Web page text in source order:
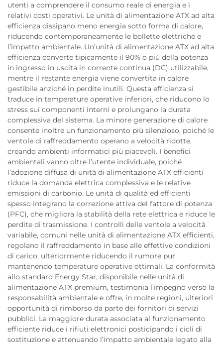
utenti a comprendere il consumo reale di energia e i
relativi costi operativi. Le unità di alimentazione ATX ad alta
efficienza dissipano meno energia sotto forma di calore,
riducendo contemporaneamente le bollette elettriche e
l’impatto ambientale. Un’unità di alimentazione ATX ad alta
efficienza converte tipicamente il 90% o più della potenza
in ingresso in uscita in corrente continua (DC) utilizzabile,
mentre il restante energia viene convertita in calore
gestibile anziché in perdite inutili. Questa efficienza si
traduce in temperature operative inferiori, che riducono lo
stress sui componenti interni e prolungano la durata
complessiva del sistema. La minore generazione di calore
consente inoltre un funzionamento più silenzioso, poiché le
ventole di raffreddamento operano a velocità ridotte,
creando ambienti informatici più piacevoli. I benefici
ambientali vanno oltre l’utente individuale, poiché
l’adozione diffusa di unità di alimentazione ATX efficienti
riduce la domanda elettrica complessiva e le relative
emissioni di carbonio. Le unità di qualità ed efficienti
spesso integrano la correzione attiva del fattore di potenza
(PFC), che migliora la stabilità della rete elettrica e riduce le
perdite di trasmissione. I controlli delle ventole a velocità
variabile, comuni nelle unità di alimentazione ATX efficienti,
regolano il raffreddamento in base alle effettive condizioni
di carico, ulteriormente riducendo il rumore pur
mantenendo temperature operative ottimali. La conformità
allo standard Energy Star, disponibile nelle unità di
alimentazione ATX premium, testimonia l’impegno verso la
responsabilità ambientale e offre, in molte regioni, ulteriori
opportunità di rimborso da parte dei fornitori di servizi
pubblici. La maggiore durata associata al funzionamento
efficiente riduce i rifiuti elettronici posticipando i cicli di
sostituzione e attenuando l’impatto ambientale legato alla